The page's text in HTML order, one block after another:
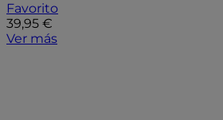
Favorito
39,95 €
Ver más